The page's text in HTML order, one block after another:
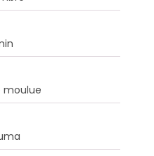
moulue